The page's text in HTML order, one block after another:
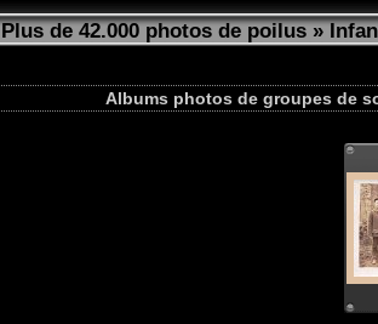
Plus de 42.000 photos de poilus»
Albums photos de groupes de